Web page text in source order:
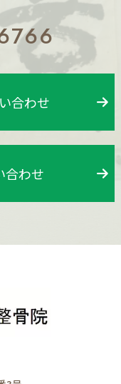
合わせ
合わせ